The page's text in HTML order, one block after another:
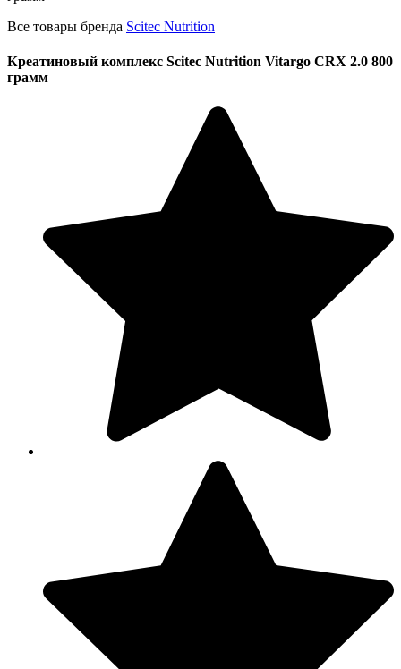
Все товары бренда Scitec Nutrition
Креатиновый комплекс Scitec Nutrition Vitargo CRX 2.0 800
грамм